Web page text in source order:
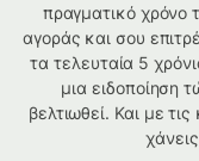
πραγματικό χρόνο
αγοράς και σου
τα τελευταία 5
μια ειδοποίηση
βελτιωθεί. Και με